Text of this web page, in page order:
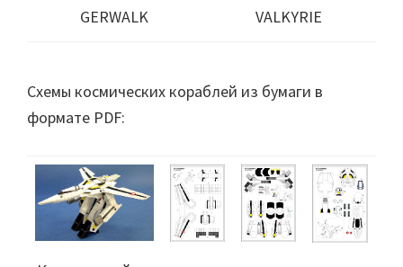
GERWALK
VALKYRIE
Схемы космических кораблей из бумаги в
формате PDF: